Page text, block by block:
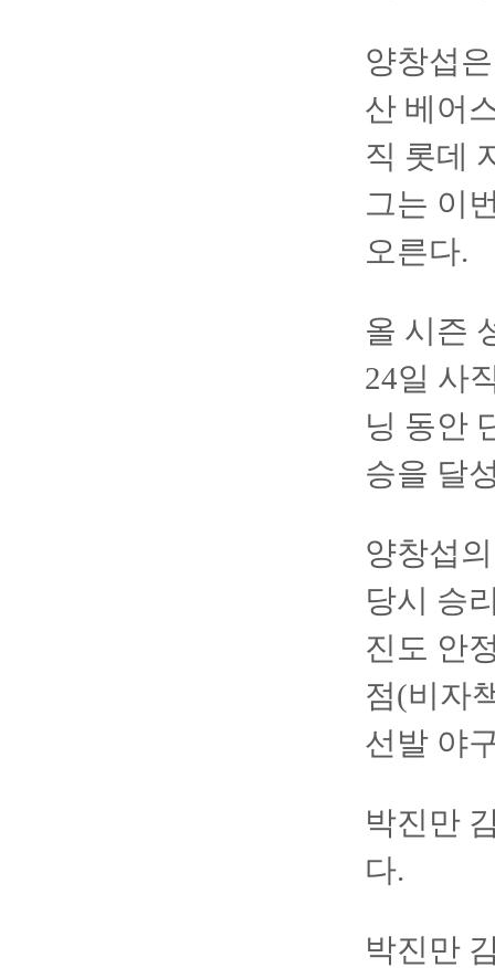
양창섭
산 베어
직 롯데
그는 이
오른다.
올 시즌
24일 사
닝 동안
승을 달
양창섭
당시 승
진도 안
점(비자
선발 야
박진만
다.
박진만